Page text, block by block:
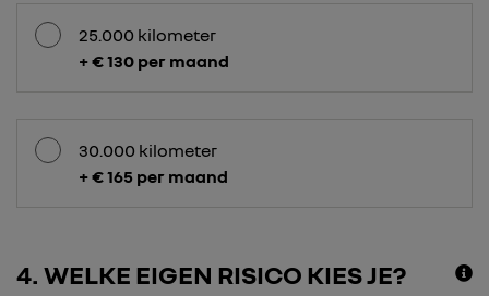
25.000 kilometer
+ € 130 per maand
30.000 kilometer
+ € 165 per maand
4 WELKE EIGEN RISICO KIES JE?